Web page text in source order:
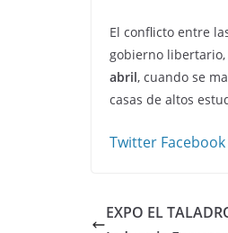
El conflicto entre
gobierno
abril, cuando se
casas de altos
Twitter Facebook
EXPO EL